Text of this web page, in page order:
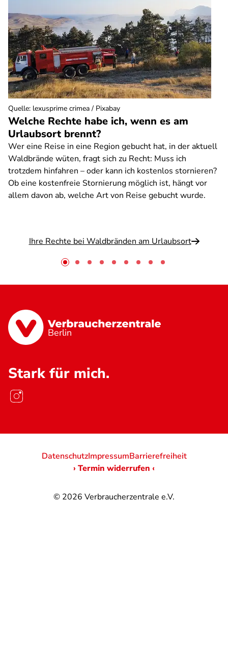
Welche Rechte habe ich, wenn es am
Urlaubsort brennt?
Wer eine Reise in eine Region gebucht hat, in der aktuell
Waldbrände wüten, fragt sich zu Recht: Muss ich
trotzdem hinfahren – oder kann ich kostenlos stornieren?
Ob eine kostenfreie Stornierung möglich ist, hängt vor
allem davon ab, welche Art von Reise gebucht wurde.
Ihre Rechte bei Waldbränden am Urlaubsort
Quelle: lexusprime crimea / Pixabay
Berlin
Stark für mich.
© 2026 Verbraucherzentrale e.V.
DatenschutzImpressumBarrierefreiheit
› Termin widerrufen ‹